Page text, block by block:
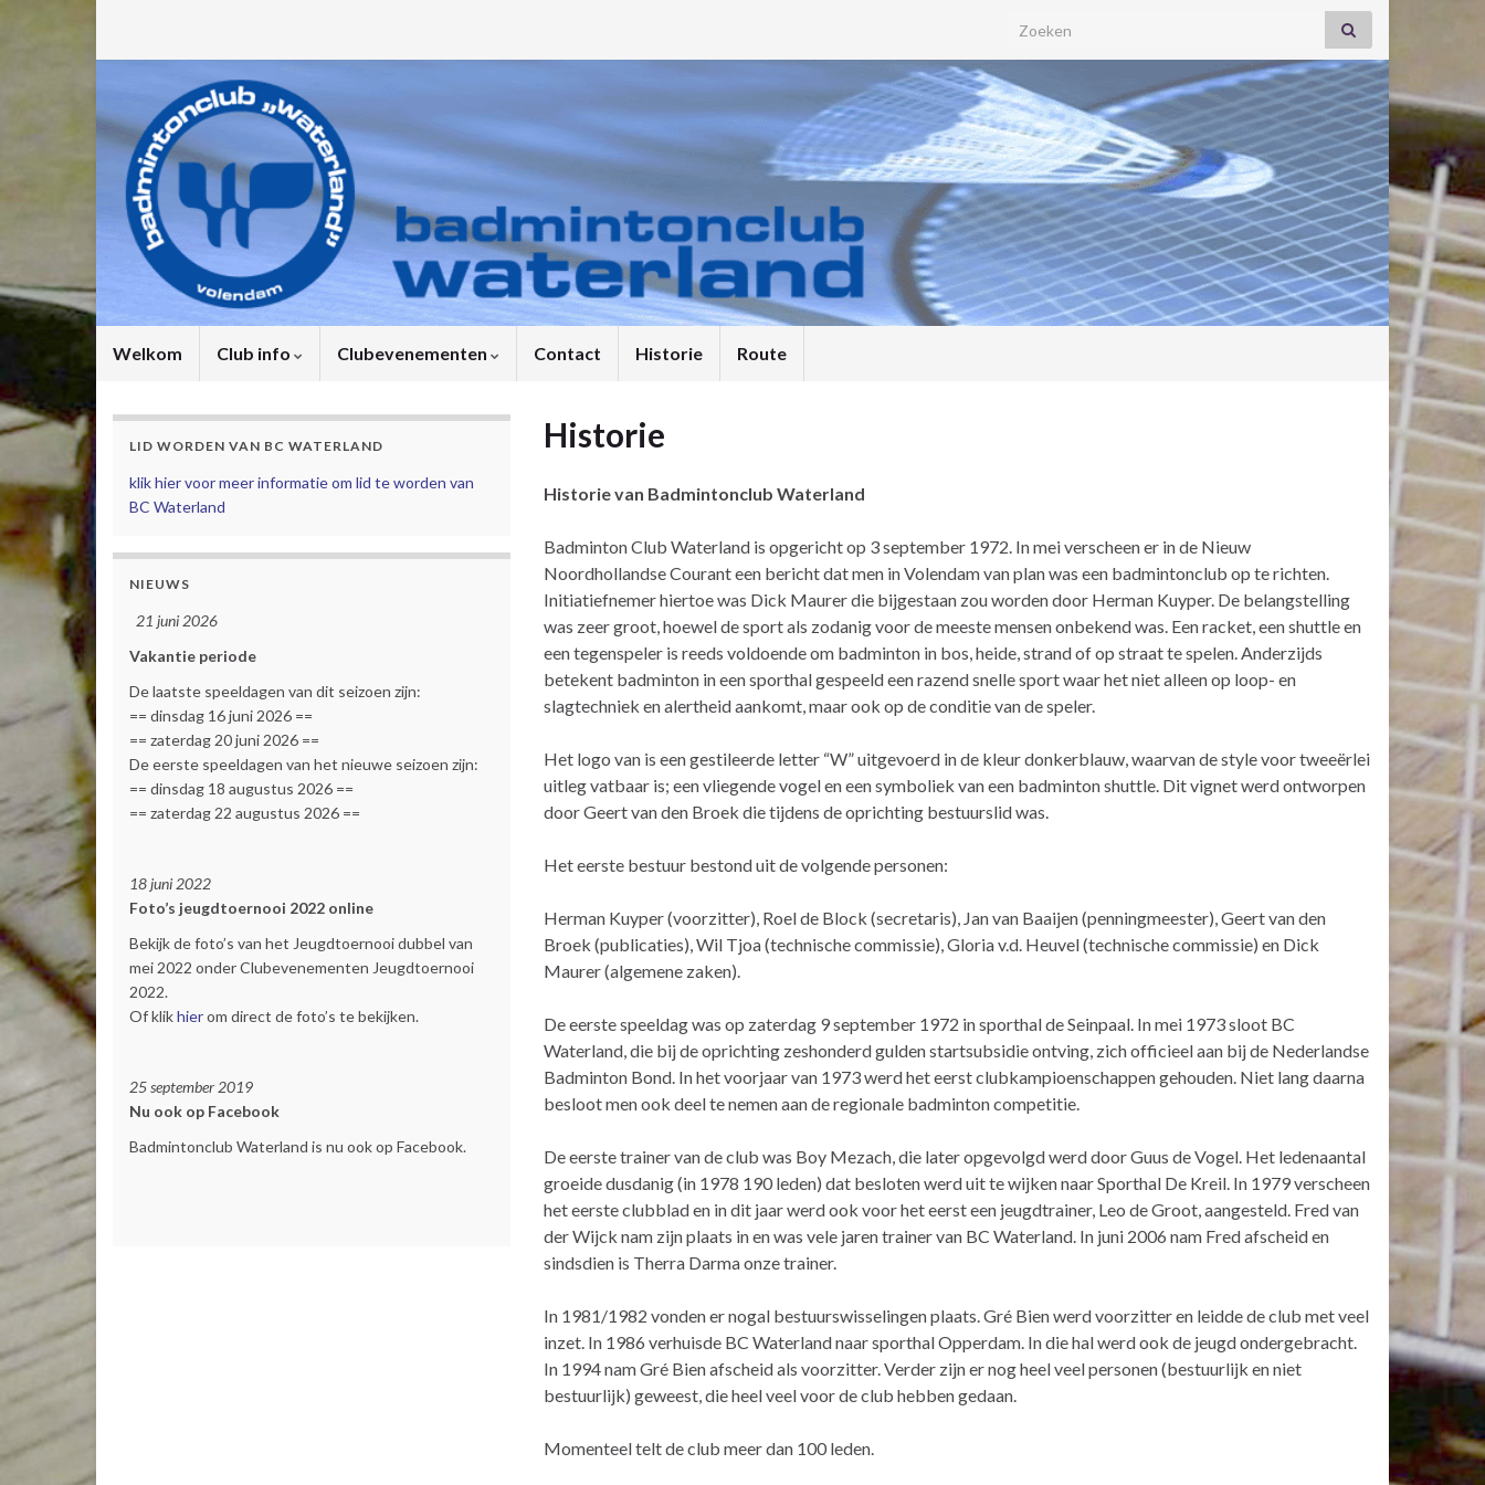
Search for:
Welkom Club info Clubevenementen Contact Historie Route
Historie
Historie van Badmintonclub Waterland
Badminton Club Waterland is opgericht op 3 september 1972. In mei verscheen er in de Nieuw
Noordhollandse Courant een bericht dat men in Volendam van plan was een badmintonclub op te richten.
Initiatiefnemer hiertoe was Dick Maurer die bijgestaan zou worden door Herman Kuyper. De belangstelling
was zeer groot, hoewel de sport als zodanig voor de meeste mensen onbekend was. Een racket, een shuttle en
een tegenspeler is reeds voldoende om badminton in bos, heide, strand of op straat te spelen. Anderzijds
betekent badminton in een sporthal gespeeld een razend snelle sport waar het niet alleen op loop- en
slagtechniek en alertheid aankomt, maar ook op de conditie van de speler.
Het logo van is een gestileerde letter “W” uitgevoerd in de kleur donkerblauw, waarvan de style voor tweeërlei
uitleg vatbaar is; een vliegende vogel en een symboliek van een badminton shuttle. Dit vignet werd ontworpen
door Geert van den Broek die tijdens de oprichting bestuurslid was.
Het eerste bestuur bestond uit de volgende personen:
Herman Kuyper (voorzitter), Roel de Block (secretaris), Jan van Baaijen (penningmeester), Geert van den
Broek (publicaties), Wil Tjoa (technische commissie), Gloria v.d. Heuvel (technische commissie) en Dick
Maurer (algemene zaken).
De eerste speeldag was op zaterdag 9 september 1972 in sporthal de Seinpaal. In mei 1973 sloot BC
Waterland, die bij de oprichting zeshonderd gulden startsubsidie ontving, zich officieel aan bij de Nederlandse
Badminton Bond. In het voorjaar van 1973 werd het eerst clubkampioenschappen gehouden. Niet lang daarna
besloot men ook deel te nemen aan de regionale badminton competitie.
De eerste trainer van de club was Boy Mezach, die later opgevolgd werd door Guus de Vogel. Het ledenaantal
groeide dusdanig (in 1978 190 leden) dat besloten werd uit te wijken naar Sporthal De Kreil. In 1979 verscheen
het eerste clubblad en in dit jaar werd ook voor het eerst een jeugdtrainer, Leo de Groot, aangesteld. Fred van
der Wijck nam zijn plaats in en was vele jaren trainer van BC Waterland. In juni 2006 nam Fred afscheid en
sindsdien is Therra Darma onze trainer.
In 1981/1982 vonden er nogal bestuurswisselingen plaats. Gré Bien werd voorzitter en leidde de club met veel
inzet. In 1986 verhuisde BC Waterland naar sporthal Opperdam. In die hal werd ook de jeugd ondergebracht.
In 1994 nam Gré Bien afscheid als voorzitter. Verder zijn er nog heel veel personen (bestuurlijk en niet
bestuurlijk) geweest, die heel veel voor de club hebben gedaan.
Momenteel telt de club meer dan 100 leden.
LID WORDEN VAN BC WATERLAND
klik hier voor meer informatie om lid te worden van
BC Waterland
NIEUWS
21 juni 2026
Vakantie periode
De laatste speeldagen van dit seizoen zijn:
== dinsdag 16 juni 2026 ==
== zaterdag 20 juni 2026 ==
De eerste speeldagen van het nieuwe seizoen zijn:
== dinsdag 18 augustus 2026 ==
== zaterdag 22 augustus 2026 ==
18 juni 2022
Foto’s jeugdtoernooi 2022 online
Bekijk de foto’s van het Jeugdtoernooi dubbel van
mei 2022 onder Clubevenementen Jeugdtoernooi
2022.
Of klikhierom direct de foto’s te bekijken.
25 september 2019
Nu ook op Facebook
Badmintonclub Waterland is nu ook op Facebook.